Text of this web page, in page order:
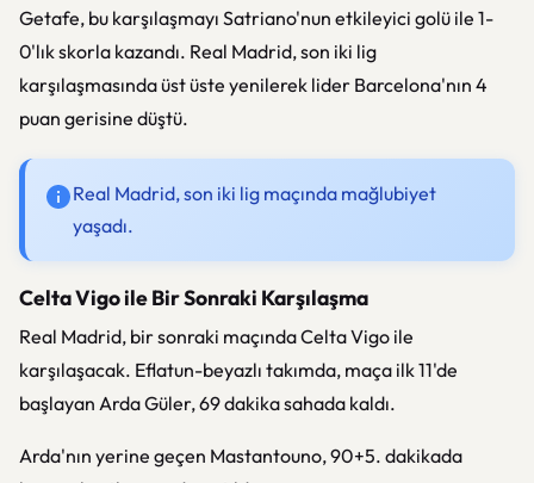
Getafe, bu karşılaşmayı Satriano'nun etkileyici golü ile 1-
0'lık skorla kazandı. Real Madrid, son iki lig
karşılaşmasında üst üste yenilerek lider Barcelona'nın 4
puan gerisine düştü.
Real Madrid, son iki lig maçında mağlubiyet
yaşadı.
Celta Vigo ile Bir Sonraki Karşılaşma
Real Madrid, bir sonraki maçında Celta Vigo ile
karşılaşacak. Eflatun-beyazlı takımda, maça ilk 11'de
başlayan Arda Güler, 69 dakika sahada kaldı.
Arda'nın yerine geçen Mastantouno, 90+5. dakikada